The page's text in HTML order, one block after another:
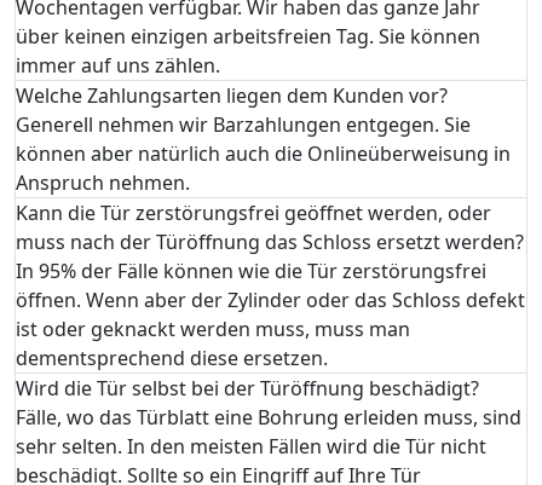
Wochentagen verfügbar. Wir haben das ganze Jahr
über keinen einzigen arbeitsfreien Tag. Sie können
immer auf uns zählen.
Welche Zahlungsarten liegen dem Kunden vor?
Generell nehmen wir Barzahlungen entgegen. Sie
können aber natürlich auch die Onlineüberweisung in
Anspruch nehmen.
Kann die Tür zerstörungsfrei geöffnet werden, oder
muss nach der Türöffnung das Schloss ersetzt werden?
In 95% der Fälle können wie die Tür zerstörungsfrei
öffnen. Wenn aber der Zylinder oder das Schloss defekt
ist oder geknackt werden muss, muss man
dementsprechend diese ersetzen.
Wird die Tür selbst bei der Türöffnung beschädigt?
Fälle, wo das Türblatt eine Bohrung erleiden muss, sind
sehr selten. In den meisten Fällen wird die Tür nicht
beschädigt. Sollte so ein Eingriff auf Ihre Tür